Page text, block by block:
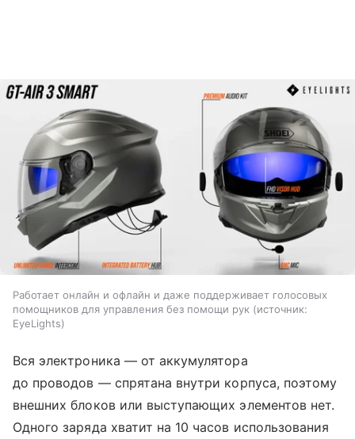
Работает онлайн и офлайн и даже поддерживает голосовых
помощников для управления без помощи рук
источник:
EyeLights
Вся электроника — от аккумулятора
до проводов — спрятана внутри корпуса, поэтому
внешних блоков или выступающих элементов нет.
Одного заряда хватит на 10 часов использования